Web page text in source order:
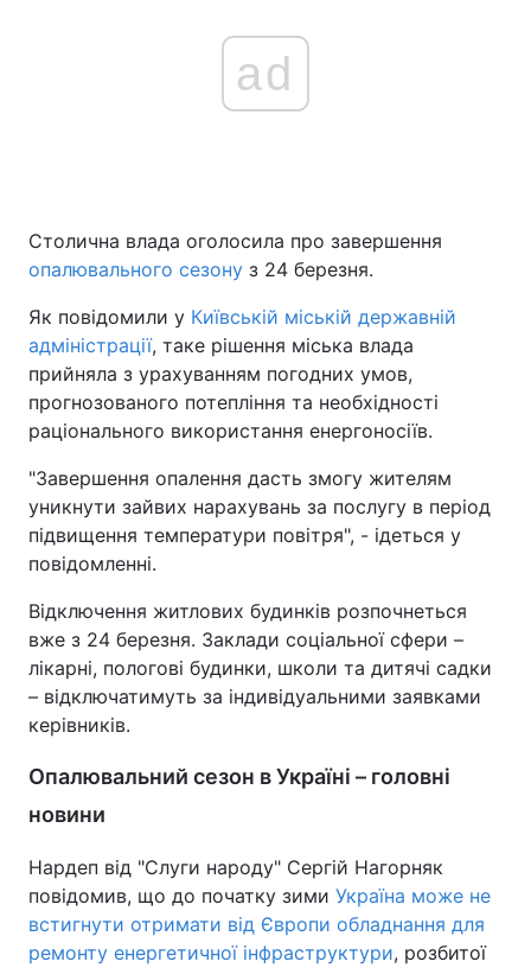
ad
Столична влада оголосила про завершення
опалювального сезону з 24 березня.
Як повідомили у Київській міській державній
адміністрації, таке рішення міська влада
прийняла з урахуванням погодних умов,
прогнозованого потепління та необхідності
раціонального використання енергоносіїв.
"Завершення опалення дасть змогу жителям
уникнути зайвих нарахувань за послугу в період
підвищення температури повітря", - ідеться у
повідомленні.
Відключення житлових будинків розпочнеться
вже з 24 березня. Заклади соціальної сфери –
лікарні, пологові будинки, школи та дитячі садки
– відключатимуть за індивідуальними заявками
керівників.
Опалювальний сезон в Україні – головні
новини
Нардеп від "Слуги народу" Сергій Нагорняк
повідомив, що до початку зими Україна може не
встигнути отримати від Європи обладнання для
ремонту енергетичної інфраструктури, розбитої